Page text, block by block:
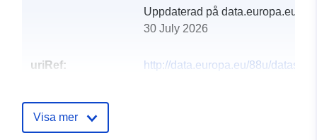
Uppdaterad på data.europa.eu:
30 July 2026
uriRef:
http://data.europa.eu/88u/dataset/
Visa mer